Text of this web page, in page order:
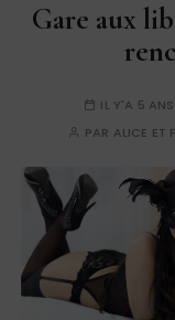
Gare aux
IL Y'A 5 ANS
PAR ALICE ET